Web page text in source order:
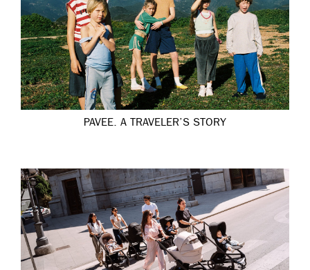
PAVEE. A TRAVELER’S STORY